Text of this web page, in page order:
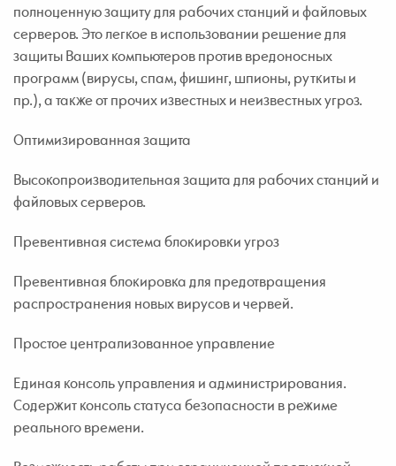
полноценную защиту для рабочих станций и файловых
серверов. Это легкое в использовании решение для
защиты Ваших компьютеров против вредоносных
программ (вирусы, спам, фишинг, шпионы, руткиты и
пр.), а также от прочих известных и неизвестных угроз.
Оптимизированная защита
Высокопроизводительная защита для рабочих станций и
файловых серверов.
Превентивная система блокировки угроз
Превентивная блокировка для предотвращения
распространения новых вирусов и червей.
Простое централизованное управление
Единая консоль управления и администрирования.
Содержит консоль статуса безопасности в режиме
реального времени.